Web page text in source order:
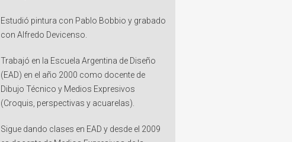
Estudió pintura con Pablo Bobbio y grabado
con Alfredo Devicenso.
Trabajó en la Escuela Argentina de Diseño
(EAD) en el año 2000 como docente de
Dibujo Técnico y Medios Expresivos
(Croquis, perspectivas y acuarelas).
Sigue dando clases en EAD y desde el 2009